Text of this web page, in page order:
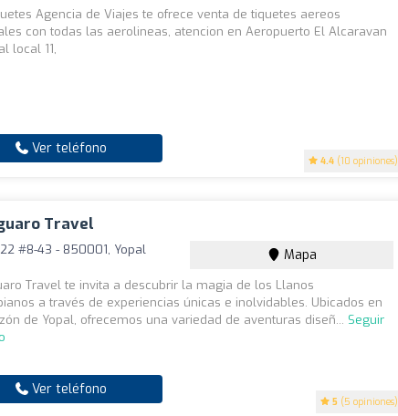
4.4 (10 opiniones)
Agencia de Viajes te ofrece venta de tiquetes aereos
con todas las aerolineas, atencion en Aeropuerto El Alcaravan
local 11,
Ver teléfono
Travel
5 (5 opiniones)
#8-43 - 850001, Yopal Mapa
Travel te invita a descubrir la magia de los Llanos
a través de experiencias únicas e inolvidables. Ubicados en
de Yopal, ofrecemos una variedad de aventuras diseñ... Seguir
Ver teléfono